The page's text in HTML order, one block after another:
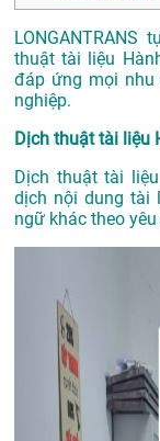
thuật tài liệu
đáp ứng mọi nhu
nghiệp.
Dịch thuật tài liệu
Dịch thuật tài
dịch nội dung tài
ngữ khác theo